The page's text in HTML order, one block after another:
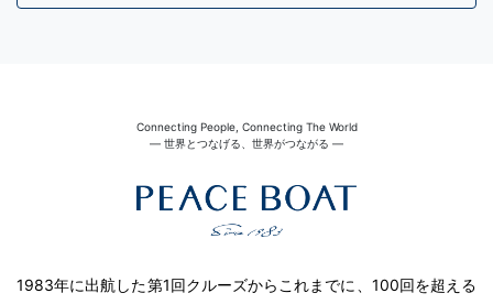
Connecting People, Connecting The World
― 世界とつなげる、世界がつながる ―
1983年に出航した第1回クルーズからこれまでに、100回を超える